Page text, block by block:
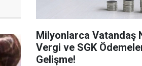
Milyonlarca Vatandaş
Vergi ve SGK
Gelişme!